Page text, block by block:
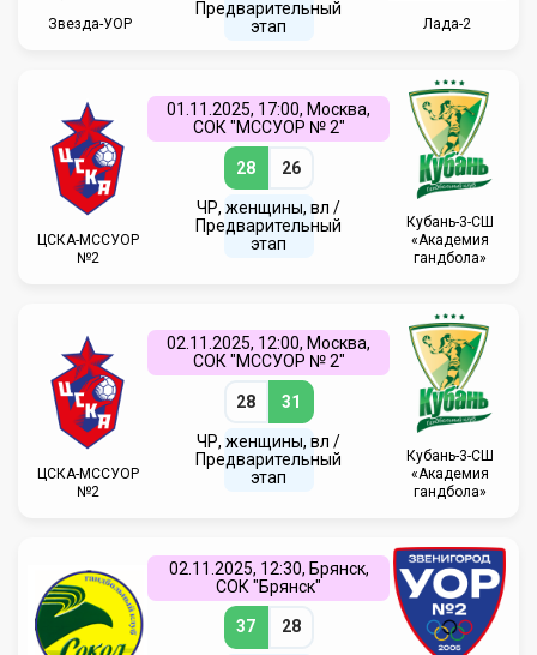
Звезда-УОР
Предварительный
этап
Лада-2
ЦСКА-МССУОР
№2
01.11.2025, 17:00, Москва,
СОК "МССУОР № 2"
28 26
ЧР, женщины, вл /
Предварительный
этап
Кубань-3-СШ
«Академия
гандбола»
ЦСКА-МССУОР
№2
02.11.2025, 12:00, Москва,
СОК "МССУОР № 2"
28 31
ЧР, женщины, вл /
Предварительный
этап
Кубань-3-СШ
«Академия
гандбола»
02.11.2025, 12:30, Брянск,
СОК "Брянск"
37 28